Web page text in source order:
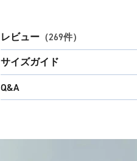
レビュー （269件）
サイズガイド
Q&A